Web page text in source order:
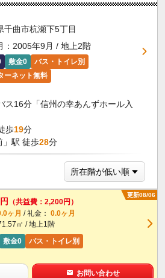
千曲市杭瀬下5丁目
：2005年9月 / 地上2階
敷金0
バス・トイレ別
ーネット無料
ス16分「信州の幸あんずホール入
歩19分
」駅 徒歩28分
更新08/06
（共益費：2,200円）
ヶ月 / 礼金： 0.0ヶ月
㎡ / 地上1階
敷金0 バス・トイレ別
お問い合わせ